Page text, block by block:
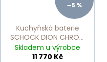
–5 %
Kuchyňská baterie
SCHOCK DION CHROM
510000
Skladem u výrobce
11 770 Kč